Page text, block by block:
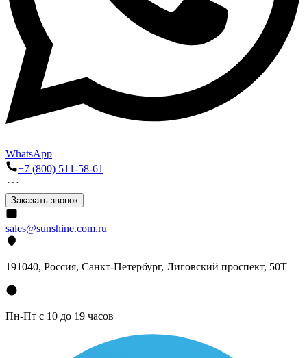
WhatsApp
+7 (800) 511-58-61
Заказать звонок
sales@sunshine.com.ru
191040, Россия, Санкт-Петербург, Лиговский проспект, 50Т
Пн-Пт с 10 до 19 часов